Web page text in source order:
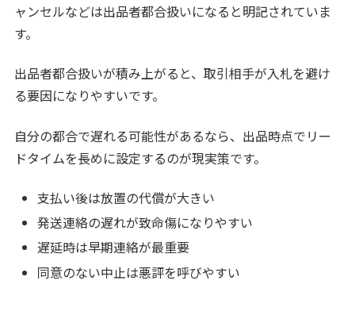
ャンセルなどは出品者都合扱いになると明記されていま
す。
出品者都合扱いが積み上がると、取引相手が入札を避け
る要因になりやすいです。
自分の都合で遅れる可能性があるなら、出品時点でリー
ドタイムを長めに設定するのが現実策です。
支払い後は放置の代償が大きい
発送連絡の遅れが致命傷になりやすい
遅延時は早期連絡が最重要
同意のない中止は悪評を呼びやすい